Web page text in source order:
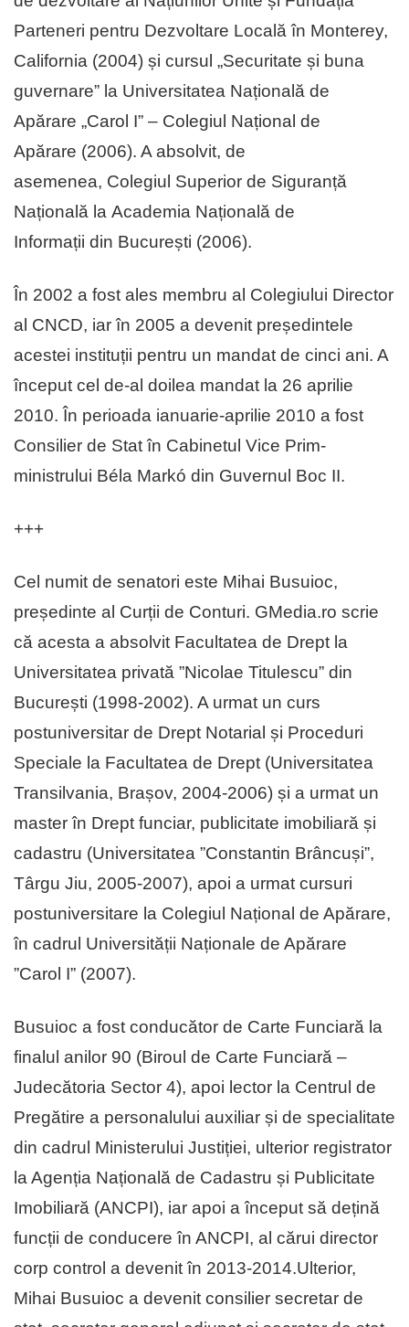
Parteneri pentru Dezvoltare Locală în Monterey,
California (2004) și cursul „Securitate și buna
guvernare” la Universitatea Națională de
Apărare „Carol I” – Colegiul Național de
Apărare (2006). A absolvit, de
asemenea, Colegiul Superior de Siguranță
Națională la Academia Națională de
Informații din București (2006).
În 2002 a fost ales membru al Colegiului Director
al CNCD, iar în 2005 a devenit președintele
acestei instituții pentru un mandat de cinci ani. A
început cel de-al doilea mandat la 26 aprilie
2010. În perioada ianuarie-aprilie 2010 a fost
Consilier de Stat în Cabinetul Vice Prim-
ministrului Béla Markó din Guvernul Boc II.
+++
Cel numit de senatori este Mihai Busuioc,
președinte al Curții de Conturi. GMedia.ro scrie
că acesta a absolvit Facultatea de Drept la
Universitatea privată ”Nicolae Titulescu” din
București (1998-2002). A urmat un curs
postuniversitar de Drept Notarial și Proceduri
Speciale la Facultatea de Drept (Universitatea
Transilvania, Brașov, 2004-2006) și a urmat un
master în Drept funciar, publicitate imobiliară și
cadastru (Universitatea ”Constantin Brâncuși”,
Târgu Jiu, 2005-2007), apoi a urmat cursuri
postuniversitare la Colegiul Național de Apărare,
în cadrul Universității Naționale de Apărare
”Carol I” (2007).
Busuioc a fost conducător de Carte Funciară la
finalul anilor 90 (Biroul de Carte Funciară –
Judecătoria Sector 4), apoi lector la Centrul de
Pregătire a personalului auxiliar și de specialitate
din cadrul Ministerului Justiției, ulterior registrator
la Agenția Națională de Cadastru și Publicitate
Imobiliară (ANCPI), iar apoi a început să dețină
funcții de conducere în ANCPI, al cărui director
corp control a devenit în 2013-2014.Ulterior,
Mihai Busuioc a devenit consilier secretar de